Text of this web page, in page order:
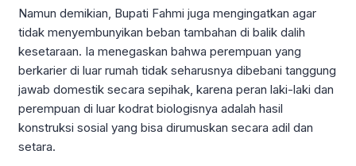
Namun demikian, Bupati Fahmi juga mengingatkan agar
tidak menyembunyikan beban tambahan di balik dalih
kesetaraan. Ia menegaskan bahwa perempuan yang
berkarier di luar rumah tidak seharusnya dibebani tanggung
jawab domestik secara sepihak, karena peran laki-laki dan
perempuan di luar kodrat biologisnya adalah hasil
konstruksi sosial yang bisa dirumuskan secara adil dan
setara.